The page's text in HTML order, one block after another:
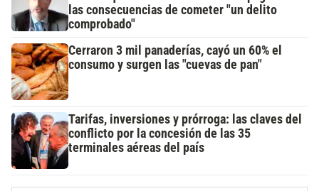
las consecuencias de cometer "un delito
comprobado"
Cerraron 3 mil panaderías, cayó un 60% el
consumo y surgen las "cuevas de pan"
Tarifas, inversiones y prórroga: las claves del
conflicto por la concesión de las 35
terminales aéreas del país